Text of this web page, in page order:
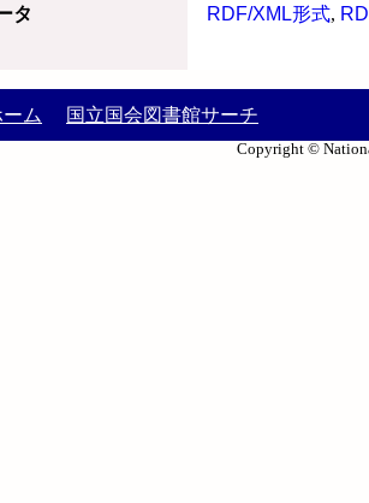
タ RDF/XML形式,
ム 国立国会図書館サーチ
Copyright ©